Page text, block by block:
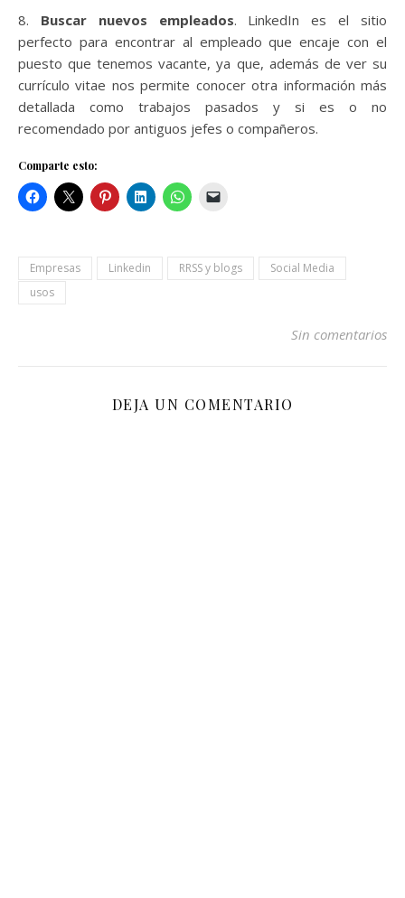
8. Buscar nuevos empleados. LinkedIn es el sitio
perfecto para encontrar al empleado que encaje con el
puesto que tenemos vacante, ya que, además de ver su
currículo vitae nos permite conocer otra información más
detallada como trabajos pasados y si es o no
recomendado por antiguos jefes o compañeros.
Comparte esto:
Empresas Linkedin RRSS y blogs
Social Media
usos
Sin comentarios
DEJA UN COMENTARIO